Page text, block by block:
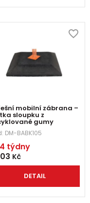
mobilní zábrana –
sloupku z
gumy
DM-BABK105
týdny
Kč
DETAIL